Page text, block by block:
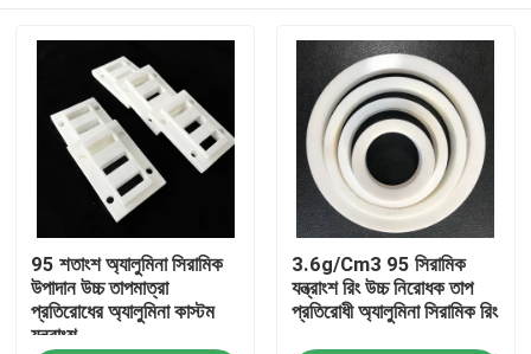
95 শতাংশ অ্যালুমিনা সিরামিক
উপাদান উচ্চ তাপমাত্রা
প্রতিরোধের অ্যালুমিনা কাস্টম
যন্ত্রাংশ
3.6g/Cm3 95 সিরামিক
যন্ত্রাংশ রিং উচ্চ নিরোধক তাপ
প্রতিরোধী অ্যালুমিনা সিরামিক রিং